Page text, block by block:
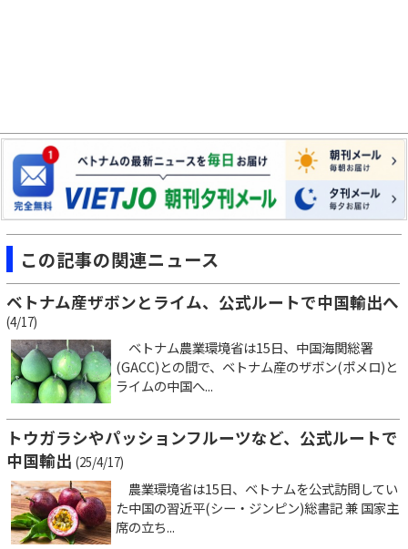
この記事の関連ニュース
ベトナム産ザボンとライム、公式ルートで中国輸出へ
(4/17)
ベトナム農業環境省は15日、中国海関総署
(GACC)との間で、ベトナム産のザボン(ポメロ)と
ライムの中国へ...
トウガラシやパッションフルーツなど、公式ルートで
中国輸出 (25/4/17)
農業環境省は15日、ベトナムを公式訪問してい
た中国の習近平(シー・ジンピン)総書記 兼 国家主
席の立ち...